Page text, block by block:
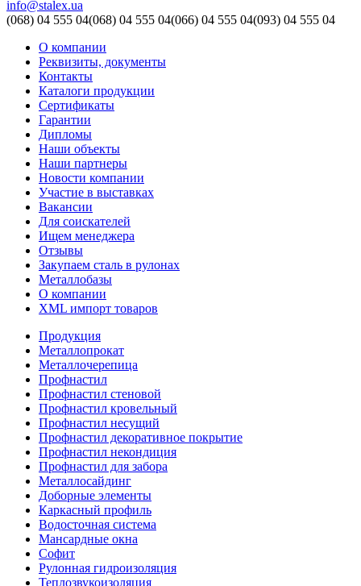
info@stalex.ua
(068) 04 555 04(068) 04 555 04(066) 04 555 04(093) 04 555 04
О компании
Реквизиты, документы
Контакты
Каталоги продукции
Сертификаты
Гарантии
Дипломы
Наши объекты
Наши партнеры
Новости компании
Участие в выставках
Вакансии
Для соискателей
Ищем менеджера
Отзывы
Закупаем сталь в рулонах
Металлобазы
О компании
XML импорт товаров
Продукция
Металлопрокат
Металлочерепица
Профнастил
Профнастил стеновой
Профнастил кровельный
Профнастил несущий
Профнастил декоративное покрытие
Профнастил некондиция
Профнастил для забора
Металлосайдинг
Доборные элементы
Каркасный профиль
Водосточная система
Мансардные окна
Софит
Рулонная гидроизоляция
Теплозвукоизоляция